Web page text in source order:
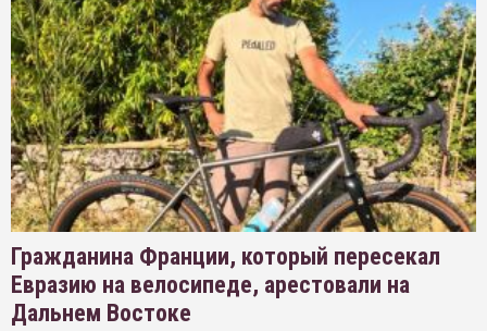
Гражданина Франции, который пересекал
Евразию на велосипеде, арестовали на
Дальнем Востоке